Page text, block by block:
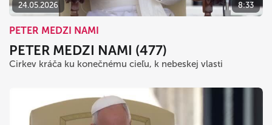
24.05.2026 8:33
PETER MEDZI NAMI
PETER MEDZI NAMI (477)
Cirkev kráča ku konečnému cieľu, k nebeskej vlasti